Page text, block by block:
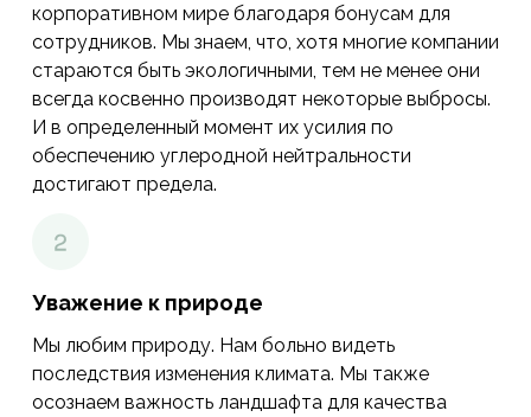
корпоративном мире благодаря бонусам для
сотрудников. Мы знаем, что, хотя многие компании
стараются быть экологичными, тем не менее они
всегда косвенно производят некоторые выбросы.
И в определенный момент их усилия по
обеспечению углеродной нейтральности
достигают предела.
Уважение к природе
Мы любим природу. Нам больно видеть
последствия изменения климата. Мы также
осознаем важность ландшафта для качества